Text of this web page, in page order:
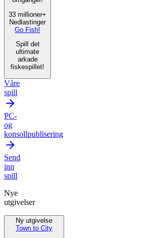
33 millioner+
Nedlastinger
Go Fish!
Spill det
ultimate
arkade
fiskespillet!
Våre
spill
PC-
og
konsollpublisering
Send
inn
spill
Nye
utgivelser
Ny utgivelse
Town to City